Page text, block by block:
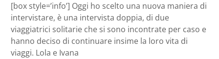
[box style=’info’] Oggi ho scelto una nuova maniera di
intervistare, è una intervista doppia, di due
viaggiatrici solitarie che si sono incontrate per caso e
hanno deciso di continuare insime la loro vita di
viaggi. Lola e Ivana